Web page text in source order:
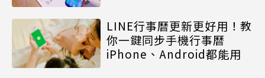
LINE行事曆更新更好用！教
你一鍵同步手機行事曆
iPhone、Android都能用